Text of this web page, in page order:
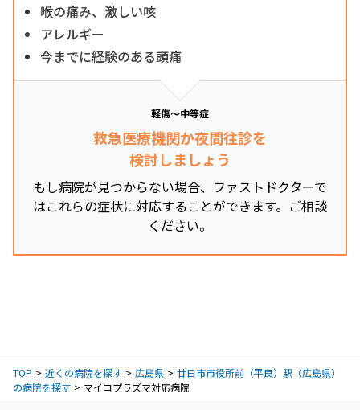
喉の痛み、激しい咳
アレルギー
今までに経験のある頭痛
軽傷～中等症
救急医療機関か夜間往診を
検討しましょう
もし病院が見つからない場合、ファストドクターで
はこれらの症状に対応することができます。ご相談
ください。
TOP 近くの病院を探す 広島県
廿日市市役所前（平良）駅（広島県）
の病院を探す
マイコプラズマ対応病院